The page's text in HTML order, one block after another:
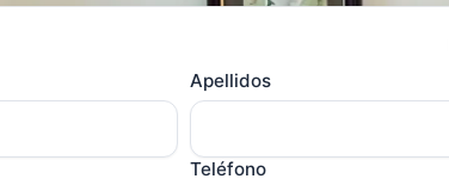
Apellidos
Teléfono